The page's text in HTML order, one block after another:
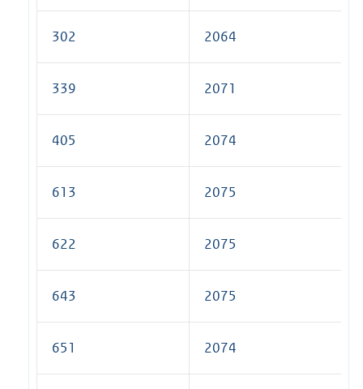
302 2064
339 2071
405 2074
613 2075
622 2075
643 2075
651 2074